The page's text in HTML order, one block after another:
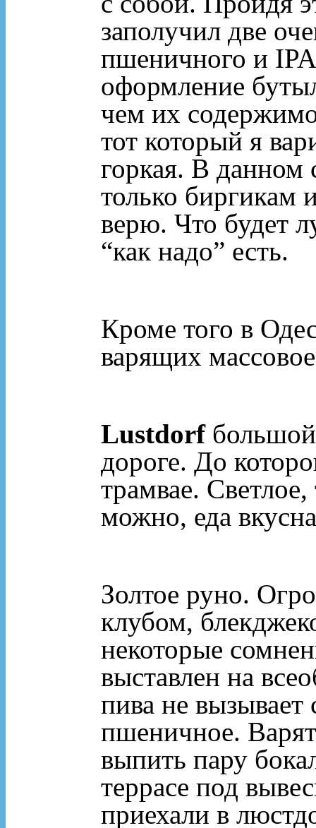
заполучил две
пшеничного и
оформление
чем их
тот который я
горкая. В данном
только биргикам
верю. Что будет
“как надо” есть.
Кроме того в
варящих
Lustdorfбольшой
дороге. До
трамвае.
можно, еда
Золтое руно.
клубом,
некоторые
выставлен на
пива не
пшеничное.
выпить пару
террасе под
приехали в